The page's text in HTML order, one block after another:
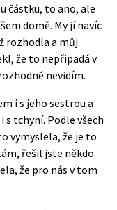
částku, to ano, ale
domě. My jí navíc
rozhodla a můj
že to nepřipadá v
nevidím.
i s jeho sestrou a
tchyní. Podle všech
vymyslela, že je to
řešil jste někdo
že pro nás v tom